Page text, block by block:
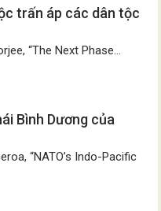
trấn áp các dân tộc
“The Next Phase...
Bình Dương của
“NATO’s Indo-Pacific